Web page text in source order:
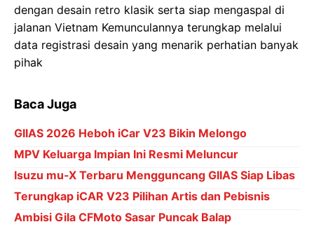
dengan desain retro klasik serta siap mengaspal di
jalanan Vietnam Kemunculannya terungkap melalui
data registrasi desain yang menarik perhatian banyak
pihak
Baca Juga
GIIAS 2026 Heboh iCar V23 Bikin Melongo
MPV Keluarga Impian Ini Resmi Meluncur
Isuzu mu-X Terbaru Mengguncang GIIAS Siap Libas
Terungkap iCAR V23 Pilihan Artis dan Pebisnis
Ambisi Gila CFMoto Sasar Puncak Balap